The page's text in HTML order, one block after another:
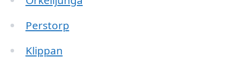
Perstorp
Klippan